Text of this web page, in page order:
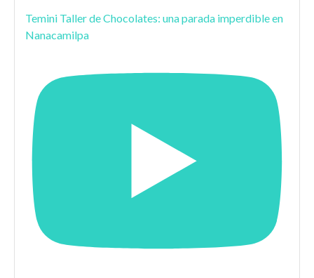
Temini Taller de Chocolates: una parada imperdible en
Nanacamilpa